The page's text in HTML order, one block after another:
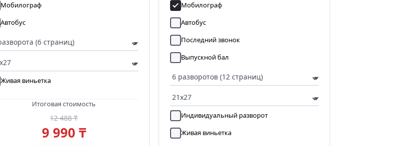
Мобилограф
Автобус
Живая виньетка
Итоговая стоимость
12 488 ₸
9 990 ₸
Мобилограф
Автобус
Последний звонок
Выпускной бал
Индивидуальный разворот
Живая виньетка